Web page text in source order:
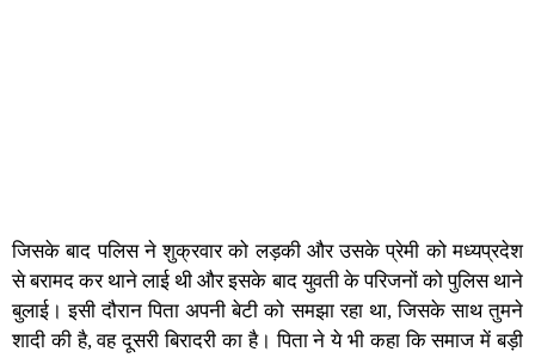
जिसके बाद पलिस ने शुक्रवार को लड़की और उसके प्रेमी को मध्यप्रदेश
से बरामद कर थाने लाई थी और इसके बाद युवती के परिजनों को पुलिस थाने
बुलाई। इसी दौरान पिता अपनी बेटी को समझा रहा था, जिसके साथ तुमने
शादी की है, वह दूसरी बिरादरी का है। पिता ने ये भी कहा कि समाज में बड़ी